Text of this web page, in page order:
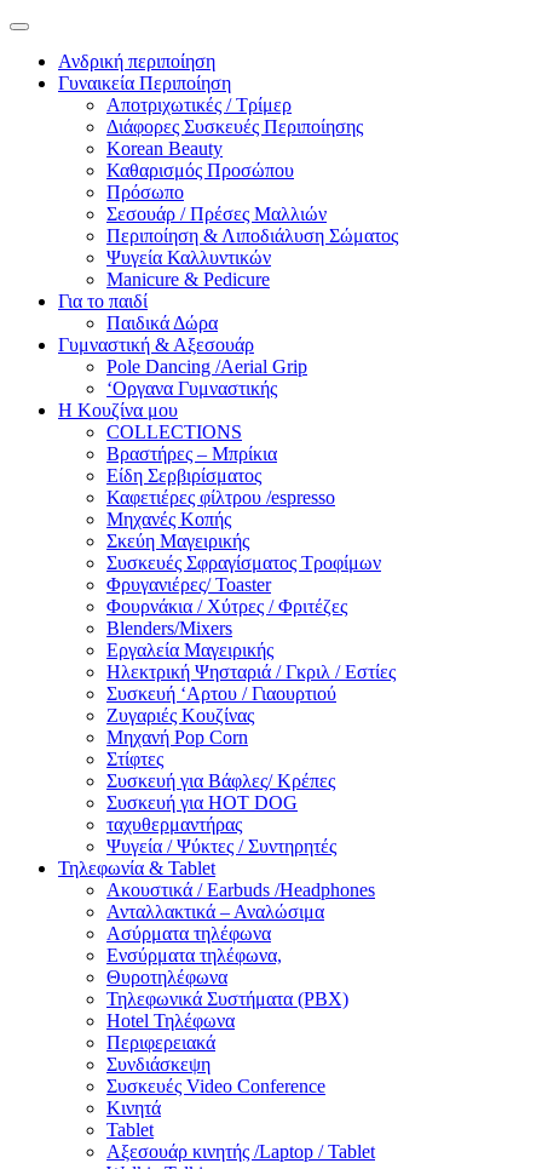
Ανδρική περιποίηση
Γυναικεία Περιποίηση
Αποτριχωτικές / Τρίμερ
Διάφορες Συσκευές Περιποίησης
Korean Beauty
Καθαρισμός Προσώπου
Πρόσωπο
Σεσουάρ / Πρέσες Μαλλιών
Περιποίηση & Λιποδιάλυση Σώματος
Ψυγεία Καλλυντικών
Manicure & Pedicure
Για το παιδί
Παιδικά Δώρα
Γυμναστική & Αξεσουάρ
Pole Dancing /Aerial Grip
‘Οργανα Γυμναστικής
Η Κουζίνα μου
COLLECTIONS
Βραστήρες – Μπρίκια
Είδη Σερβιρίσματος
Καφετιέρες φίλτρου /espresso
Μηχανές Κοπής
Σκεύη Μαγειρικής
Συσκευές Σφραγίσματος Τροφίμων
Φρυγανιέρες/ Toaster
Φουρνάκια / Χύτρες / Φριτέζες
Blenders/Mixers
Εργαλεία Μαγειρικής
Ηλεκτρική Ψησταριά / Γκριλ / Eστίες
Συσκευή ‘Αρτου / Γιαουρτιού
Ζυγαριές Κουζίνας
Μηχανή Pop Corn
Στίφτες
Συσκευή για Βάφλες/ Κρέπες
Συσκευή για HOT DOG
ταχυθερμαντήρας
Ψυγεία / Ψύκτες / Συντηρητές
Τηλεφωνία & Tablet
Ακουστικά / Earbuds /Headphones
Ανταλλακτικά – Αναλώσιμα
Ασύρματα τηλέφωνα
Ενσύρματα τηλέφωνα,
Θυροτηλέφωνα
Τηλεφωνικά Συστήματα (PBX)
Hotel Τηλέφωνα
Περιφερειακά
Συνδιάσκεψη
Συσκευές Video Conference
Κινητά
Tablet
Αξεσουάρ κινητής /Laptop / Tablet